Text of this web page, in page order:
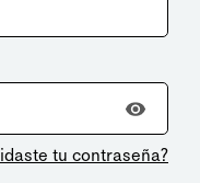
tu contraseña?